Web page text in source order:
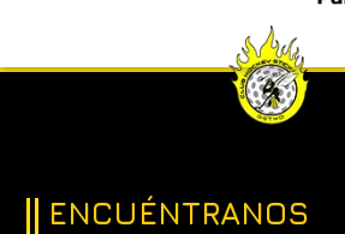
ENCUÉNTRANOS